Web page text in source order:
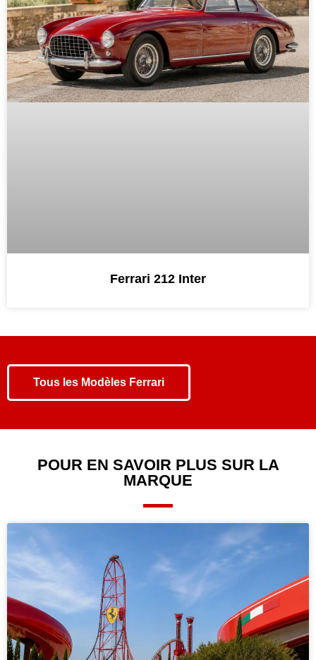
Ferrari 212 Inter
Tous les Modèles Ferrari
POUR EN SAVOIR PLUS SUR LA
MARQUE